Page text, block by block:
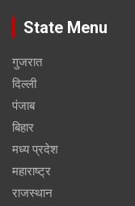
State Menu
गुजरात
दिल्ली
पंजाब
बिहार
मध्य प्रदेश
महाराष्ट्र
राजस्थान